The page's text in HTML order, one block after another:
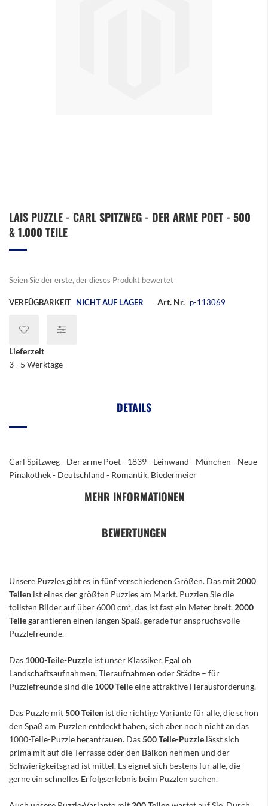
Anfang
der
LAIS PUZZLE - CARL SPITZWEG - DER ARME POET - 500
& 1.000 TEILE
Seien Sie der erste, der dieses Produkt bewertet
VERFÜGBARKEIT NICHT AUF LAGER Art. Nr. p-113069
Lieferzeit
3 - 5 Werktage
DETAILS
Carl Spitzweg - Der arme Poet - 1839 - Leinwand - München - Neue
Pinakothek - Deutschland - Romantik, Biedermeier
MEHR INFORMATIONEN
BEWERTUNGEN
Unsere Puzzles gibt es in fünf verschiedenen Größen. Das mit 2000
Teilen ist eines der größten Puzzles am Markt. Puzzlen Sie die
tollsten Bilder auf über 6000 cm², das ist fast ein Meter breit. 2000
Teilegarantieren einen langen Spaß, gerade für anspruchsvolle
Puzzlefreunde.
Das 1000-Teile-Puzzle ist unser Klassiker. Egal ob
Landschaftsaufnahmen, Tieraufnahmen oder Städte – für
Puzzlefreunde sind die 1000 Teile eine attraktive Herausforderung.
Das Puzzle mit500 Teilen ist die richtige Variante für alle, die schon
den Spaß am Puzzlen entdeckt haben, sich aber noch nicht an das
1000-Teile-Puzzle herantrauen. Das500 Teile-Puzzle lässt sich
prima mit auf die Terrasse oder den Balkon nehmen und der
Schwierigkeitsgrad ist mittel. Es eignet sich bestens für alle, die
gerne ein schnelles Erfolgserlebnis beim Puzzlen suchen.